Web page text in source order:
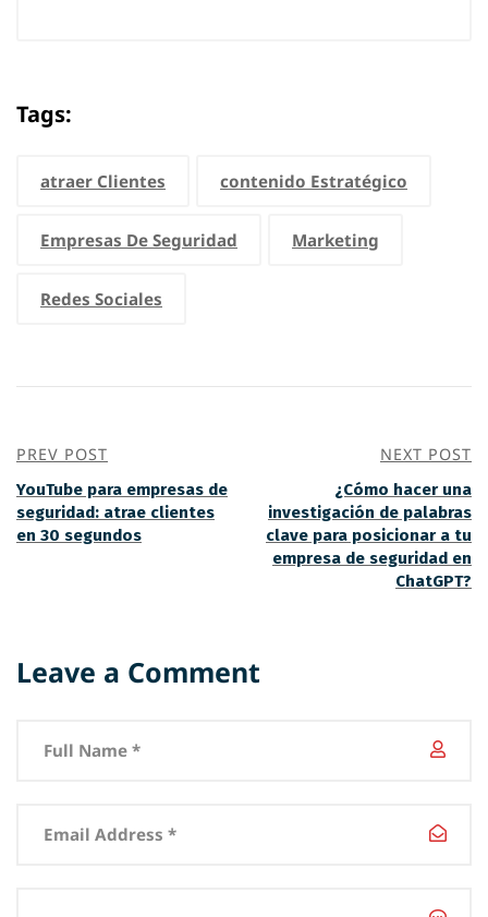
Tags:
atraer Clientes contenido Estratégico
Empresas De Seguridad Marketing
Redes Sociales
PREV POST
YouTube para empresas de
seguridad: atrae clientes
en 30 segundos
NEXT POST
¿Cómo hacer una
investigación de palabras
clave para posicionar a tu
empresa de seguridad en
ChatGPT?
Leave a Comment